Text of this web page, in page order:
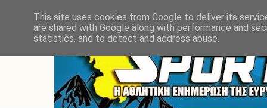
This site uses cookies from Google to deliver its
are shared with Google along with performance and
statistics, and to detect and address abuse.